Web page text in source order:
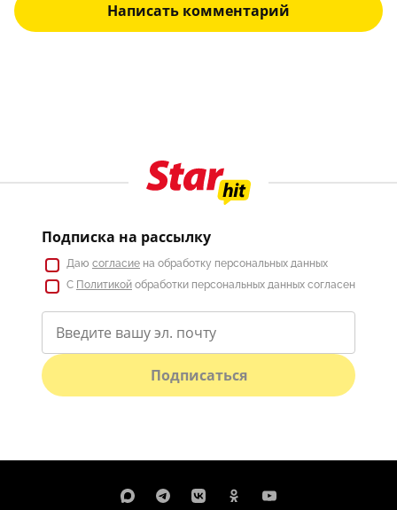
Написать комментарий
Подписка на рассылку
Даю согласие на обработку персональных данных
С Политикой обработки персональных данных согласен
Подписаться